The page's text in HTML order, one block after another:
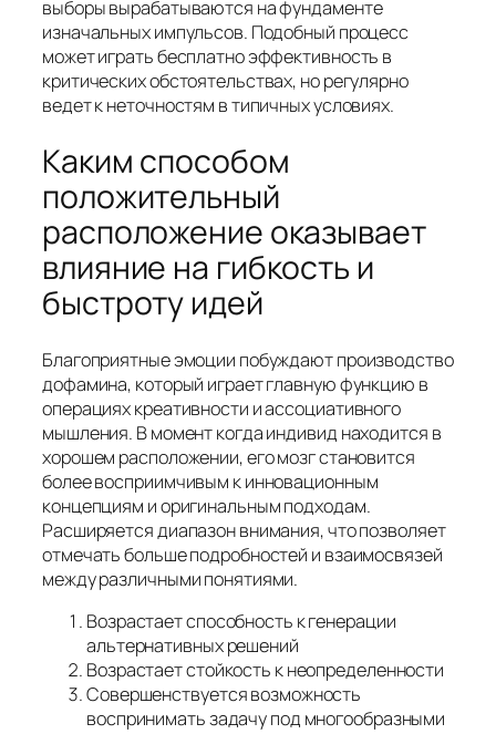
выборы вырабатываются на фундаменте
изначальных импульсов. Подобный процесс
может играть бесплатно эффективность в
критических обстоятельствах, но регулярно
ведет к неточностям в типичных условиях.
Каким способом
положительный
расположение оказывает
влияние на гибкость и
быстроту идей
Благоприятные эмоции побуждают производство
дофамина, который играет главную функцию в
операциях креативности и ассоциативного
мышления. В момент когда индивид находится в
хорошем расположении, его мозг становится
более восприимчивым к инновационным
концепциям и оригинальным подходам.
Расширяется диапазон внимания, что позволяет
отмечать больше подробностей и взаимосвязей
между различными понятиями.
Возрастает способность к генерации
альтернативных решений
Возрастает стойкость к неопределенности
Совершенствуется возможность
воспринимать задачу под многообразными